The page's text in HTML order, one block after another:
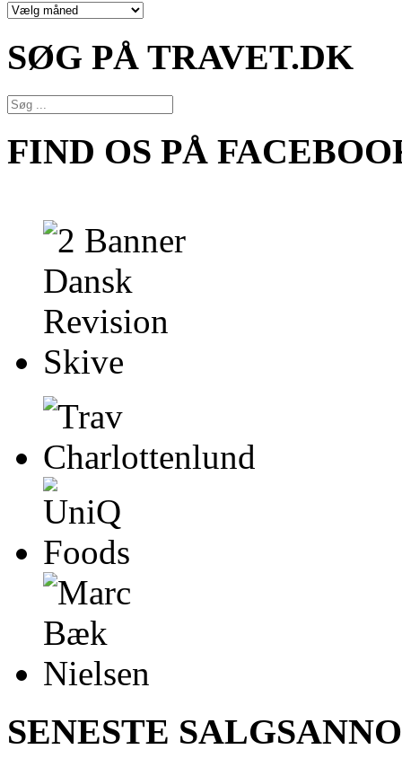
NYHEDSARKIV
SØG PÅ TRAVET.DK
FIND OS PÅ
SENESTE